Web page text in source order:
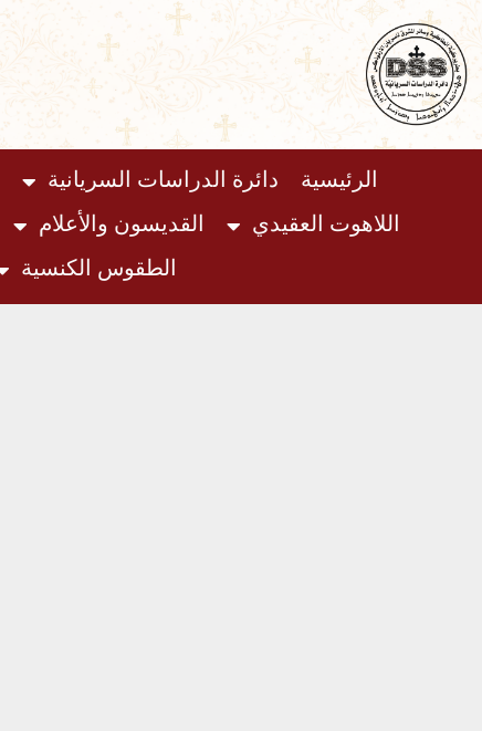
تخطي
إلى
المحتوى
الرئيسية دائرة الدراسات السريانية
اللاهوت العقيدي
القديسون والأعلام
الطقوس الكنسية